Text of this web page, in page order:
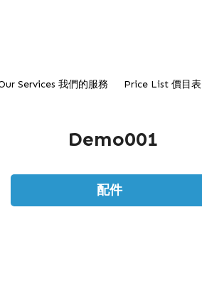
Services 我們的服務 Price List 價目表
Demo001
配件